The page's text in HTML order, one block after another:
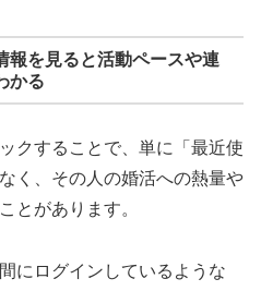
報を見ると活動ペースや連
かる
クすることで、単に「最近使
く、その人の婚活への熱量や
とがあります。
にログインしているような